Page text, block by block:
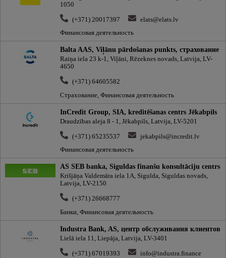
1050
(+371) 20017397
elats@elats.lv
Финансовая деятельность
Balta AAS, Viļānu pārdošanas punkts, cтрахование
Raiņa iela 23 k-1, Viļāni, Rēzeknes novads, Latvija, LV-
4650
(+371) 64605582
Страхование, Финансовая деятельность
InCredit Group, SIA, kreditēšanas centrs Jēkabpils
Draudzības aleja 8 - 1, Jēkabpils, Latvija, LV-5201
(+371) 65235537
jekabpils@incredit.lv
Финансовая деятельность
AS SEB banka, Siguldas finanšu konsultāciju centrs
Krišjāņa Valdemāra iela 1A, Sigulda, Siguldas novads,
Latvija, LV-2150
(+371) 26668777
Банки, Финансовая деятельность
Industra Bank, AS, центр обслуживания клиентов
Lielā iela 11, Liepāja, Latvija, LV-3401
(+371) 67019393
info@industra.finance